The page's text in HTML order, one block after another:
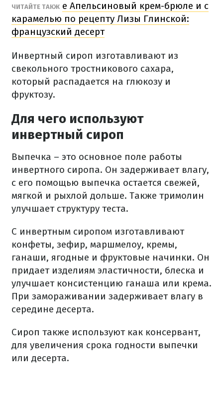
ЧИТАЙТЕ ТАКЖ е Апельсиновый крем-брюле и с
карамелью по рецепту Лизы Глинской:
французский десерт
Инвертный сироп изготавливают из
свекольного тростникового сахара,
который распадается на глюкозу и
фруктозу.
Для чего используют
инвертный сироп
Выпечка – это основное поле работы
инвертного сиропа. Он задерживает влагу,
с его помощью выпечка остается свежей,
мягкой и рыхлой дольше. Также тримолин
улучшает структуру теста.
С инвертным сиропом изготавливают
конфеты, зефир, маршмелоу, кремы,
ганаши, ягодные и фруктовые начинки. Он
придает изделиям эластичности, блеска и
улучшает консистенцию ганаша или крема.
При замораживании задерживает влагу в
середине десерта.
Сироп также используют как консервант,
для увеличения срока годности выпечки
или десерта.